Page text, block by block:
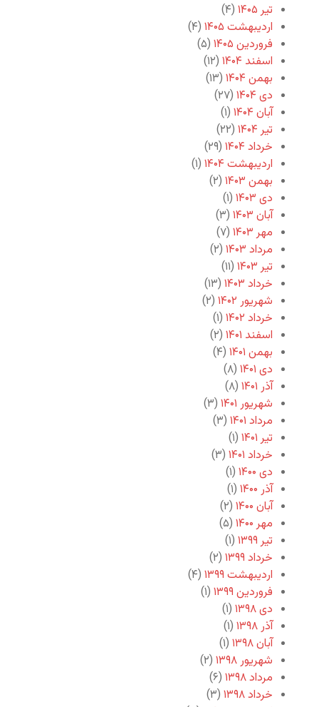
تیر ۱۴۰۵
(۴)
اردیبهشت ۱۴۰۵
(۴)
فروردین ۱۴۰۵
(۵)
اسفند ۱۴۰۴
(۱۲)
بهمن ۱۴۰۴
(۱۳)
دی ۱۴۰۴
(۲۷)
آبان ۱۴۰۴
(۱)
تیر ۱۴۰۴
(۲۲)
خرداد ۱۴۰۴
(۲۹)
اردیبهشت ۱۴۰۴
(۱)
بهمن ۱۴۰۳
(۲)
دی ۱۴۰۳
(۱)
آبان ۱۴۰۳
(۳)
مهر ۱۴۰۳
(۷)
مرداد ۱۴۰۳
(۲)
تیر ۱۴۰۳
(۱۱)
خرداد ۱۴۰۳
(۱۳)
شهریور ۱۴۰۲
(۲)
خرداد ۱۴۰۲
(۱)
اسفند ۱۴۰۱
(۲)
بهمن ۱۴۰۱
(۴)
دی ۱۴۰۱
(۸)
آذر ۱۴۰۱
(۸)
شهریور ۱۴۰۱
(۳)
مرداد ۱۴۰۱
(۳)
تیر ۱۴۰۱
(۱)
خرداد ۱۴۰۱
(۳)
دی ۱۴۰۰
(۱)
آذر ۱۴۰۰
(۱)
آبان ۱۴۰۰
(۲)
مهر ۱۴۰۰
(۵)
تیر ۱۳۹۹
(۱)
خرداد ۱۳۹۹
(۲)
اردیبهشت ۱۳۹۹
(۴)
فروردین ۱۳۹۹
(۱)
دی ۱۳۹۸
(۱)
آذر ۱۳۹۸
(۱)
آبان ۱۳۹۸
(۱)
شهریور ۱۳۹۸
(۲)
مرداد ۱۳۹۸
(۶)
خرداد ۱۳۹۸
(۳)